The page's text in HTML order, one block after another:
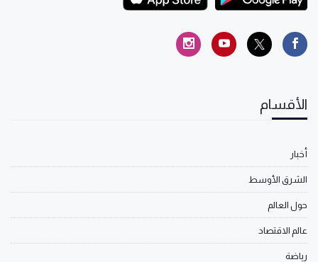
الأقسام
أخبار
الشرق الأوسط
حول العالم
عالم الاقتصاد
رياضة